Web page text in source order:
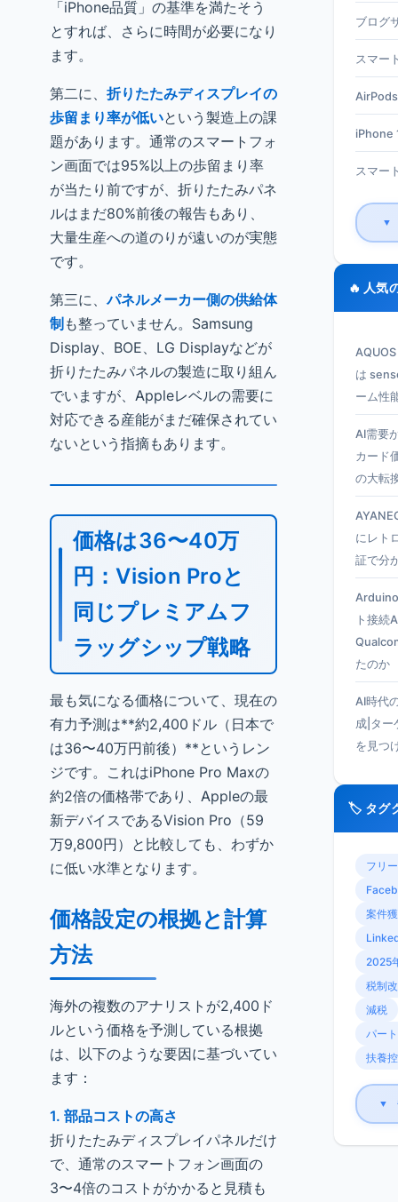
「iPhone品質」の基準を満たそう
とすれば、さらに時間が必要になり
ます。
第二に、 折りたたみディスプレイの
歩留まり率が低いという製造上の課
題があります。通常のスマートフォ
ン画面では95%以上の歩留まり率
が当たり前ですが、折りたたみパネ
ルはまだ80%前後の報告もあり、
大量生産への道のりが遠いのが実態
です。
第三に、パネルメーカー側の供給体
制 も整っていません。Samsung
Display、BOE、LG Displayなどが
折りたたみパネルの製造に取り組ん
でいますが、Appleレベルの需要に
対応できる産能がまだ確保されてい
ないという指摘もあります。
価格は36〜40万
円：Vision Proと
同じプレミアムフ
ラッグシップ戦略
最も気になる価格について、現在の
有力予測は**約2,400ドル（日本で
は36〜40万円前後）**というレン
ジです。これはiPhone Pro Maxの
約2倍の価格帯であり、Appleの最
新デバイスであるVision Pro（59
万9,800円）と比較しても、わずか
に低い水準となります。
価格設定の根拠と計算
方法
海外の複数のアナリストが2,400ド
ルという価格を予測している根拠
は、以下のような要因に基づいてい
ます：
1. 部品コストの高さ
折りたたみディスプレイパネルだけ
で、通常のスマートフォン画面の
3〜4倍のコストがかかると見積も
ブログ
スマー
iPhone
スマー
▼
🔥 人気
は
ーム性
AI需要
カード
の大転
にレト
証で分
ト接続
たのか
AI時代
成|ター
を見つ
🏷️ タグ
フリ
案件
2025
税制
減税
パート
扶養
▼